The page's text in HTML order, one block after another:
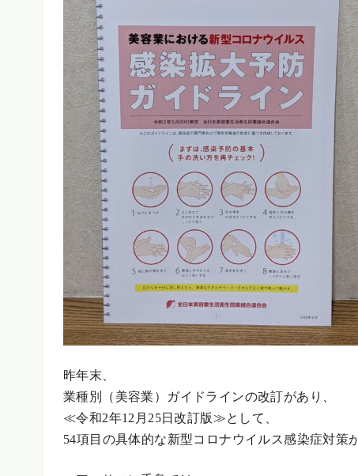
昨年末、
業種別（美容業）ガイドラインの改訂があり、
≪令和2年12月25日改訂版≫として、
54項目の具体的な新型コロナウイルス感染症対策